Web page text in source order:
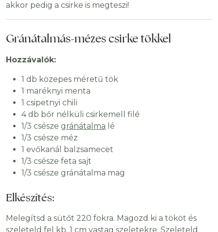
akkor pedig a csirke is megteszi!
Gránátalmás-mézes csirke tökkel
Hozzávalók:
1 db közepes méretű tök
1 maréknyi menta
1 csipetnyi chili
4 db bőr nélküli csirkemell filé
1/3 csésze gránátalma lé
1/3 csésze méz
1 evőkanál balzsamecet
1/3 csésze feta sajt
1/3 csésze gránátalma mag
Elkészítés:
Melegítsd a sütőt 220 fokra. Magozd ki a tököt és
szeleteld fel kb. 1 cm vastag szeletekre. Szeleteld